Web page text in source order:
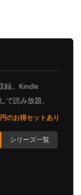
録。Kindle
で読み放題。
のお得セットあり
シリーズ一覧